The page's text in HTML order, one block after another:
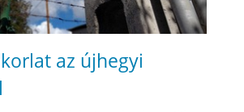
az újhegyi